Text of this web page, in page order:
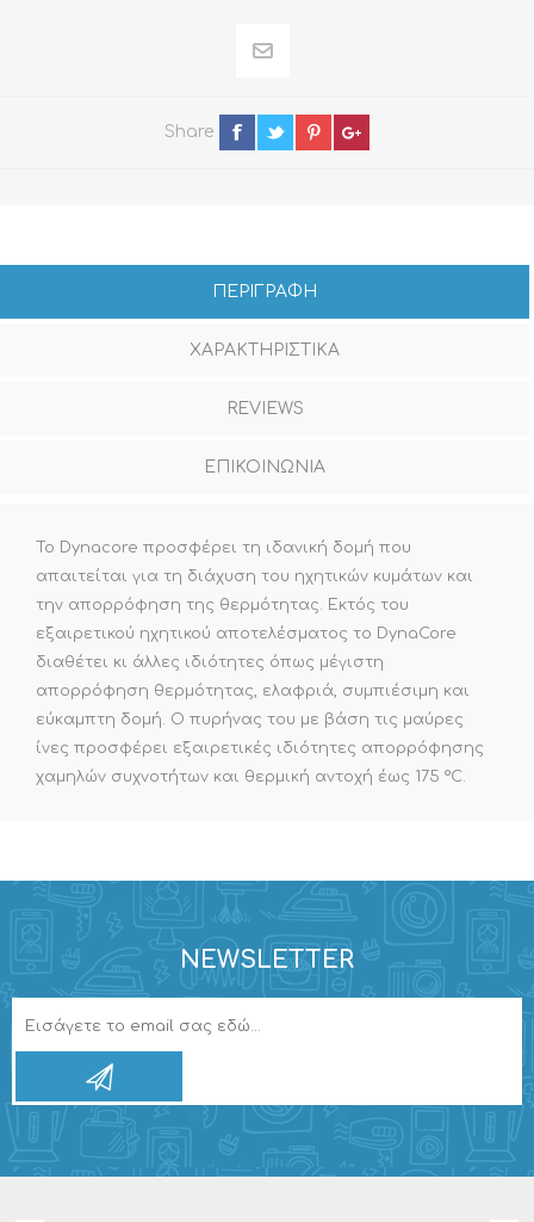
Share
ΠΕΡΙΓΡΑΦΗ
ΧΑΡΑΚΤΗΡΙΣΤΙΚΑ
REVIEWS
ΕΠΙΚΟΙΝΩΝΙΑ
Το Dynacore προσφέρει τη ιδανική δομή που
απαιτείται για τη διάχυση του ηχητικών κυμάτων και
την απορρόφηση της θερμότητας. Εκτός του
εξαιρετικού ηχητικού αποτελέσματος το DynaCore
διαθέτει κι άλλες ιδιότητες όπως μέγιστη
απορρόφηση θερμότητας, ελαφριά, συμπιέσιμη και
εύκαμπτη δομή. Ο πυρήνας του με βάση τις μαύρες
ίνες προσφέρει εξαιρετικές ιδιότητες απορρόφησης
χαμηλών συχνοτήτων και θερμική αντοχή έως 175 °C.
NEWSLETTER